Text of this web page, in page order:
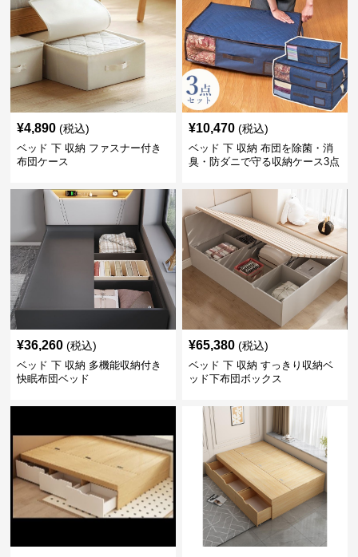
¥4,890 (税込)
ベッド 下 収納 ファスナー付き
布団ケース
¥10,470 (税込)
ベッド 下 収納 布団を除菌・消
臭・防ダニで守る収納ケース3点
¥36,260 (税込)
ベッド 下 収納 多機能収納付き
快眠布団ベッド
¥65,380 (税込)
ベッド 下 収納 すっきり収納ベ
ッド下布団ボックス